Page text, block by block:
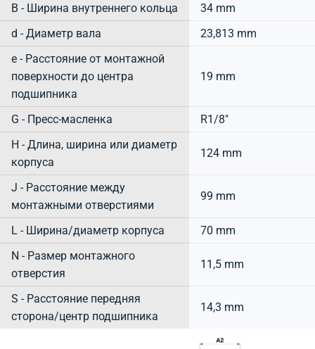
B - Ширина внутреннего кольца
34 mm
d - Диаметр вала
23,813 mm
e - Расстояние от монтажной
поверхности до центра
подшипника
19 mm
G - Пресс-масленка
R1/8"
H - Длина, ширина или диаметр
корпуса
124 mm
J - Расстояние между
монтажными отверстиями
99 mm
L - Ширина/диаметр корпуса
70 mm
N - Размер монтажного
отверстия
11,5 mm
S - Расстояние передняя
сторона/центр подшипника
14,3 mm